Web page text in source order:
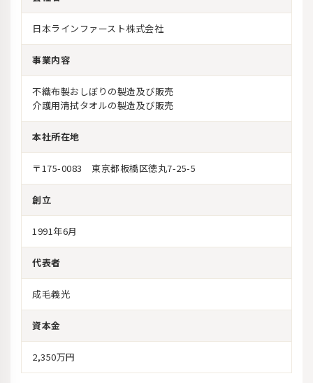
日本ラインファースト株式会社
事業内容
不織布製おしぼりの製造及び販売
介護用清拭タオルの製造及び販売
本社所在地
〒175-0083 東京都板橋区徳丸7-25-5
創立
1991年6月
代表者
成毛義光
資本金
2,350万円